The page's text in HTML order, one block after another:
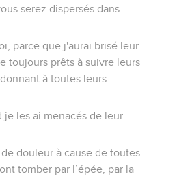
serez dispersés dans
parce que j'aurai brisé leur
toujours prêts à suivre leurs
à toutes leurs
je les ai menacés de leur
douleur à cause de toutes
tomber par l’épée, par la